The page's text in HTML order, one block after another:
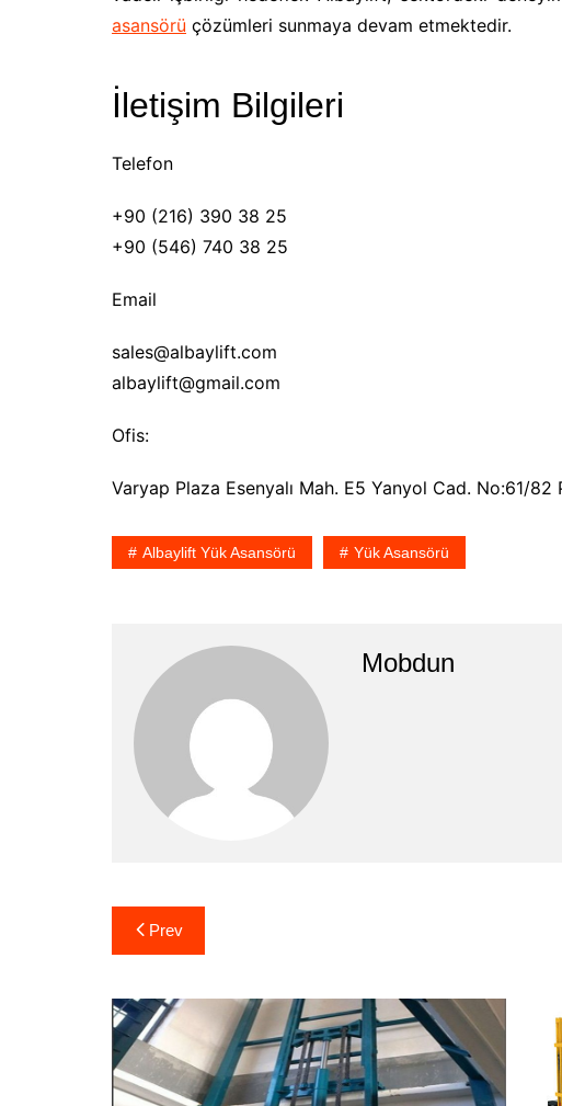
asansörü çözümleri sunmaya devam etmektedir.
İletişim Bilgileri
Telefon
+90 (216) 390 38 25
+90 (546) 740 38 25
Email
sales@albaylift.com
albaylift@gmail.com
Ofis:
Varyap Plaza Esenyalı Mah. E5 Yanyol Cad. No:61/82
Albaylift Yük Asansörü Yük Asansörü
Mobdun
Yazı
gezinmesi
Prev